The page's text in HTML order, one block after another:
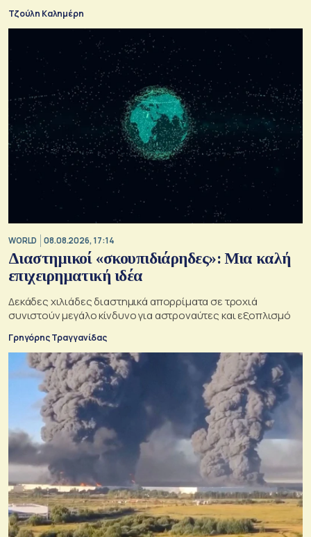
Τζούλη Καλημέρη
WORLD 08.08.2026, 17:14
Διαστημικοί «σκουπιδιάρηδες»: Μια καλή
επιχειρηματική ιδέα
Δεκάδες χιλιάδες διαστημικά απορρίματα σε τροχιά
συνιστούν μεγάλο κίνδυνο για αστροναύτες και εξοπλισμό
Γρηγόρης Τραγγανίδας